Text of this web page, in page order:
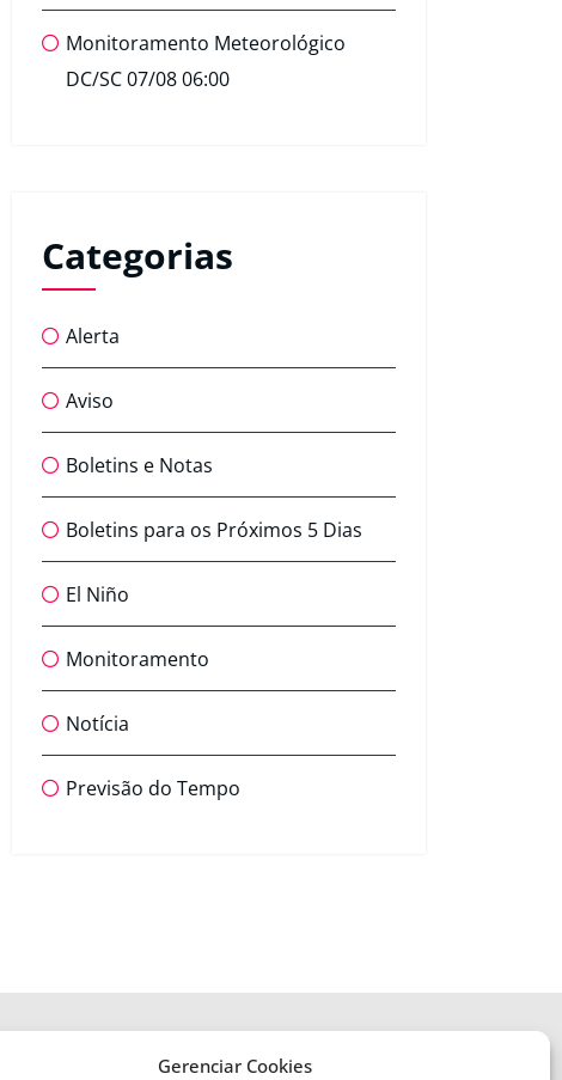
Gerenciar Cookies
Monitoramento Meteorológico
DC/SC 07/08 06:00
Categorias
Alerta
Aviso
Boletins e Notas
Boletins para os Próximos 5 Dias
El Niño
Monitoramento
Notícia
Previsão do Tempo